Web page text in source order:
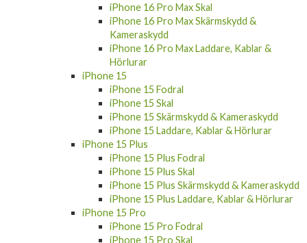
iPhone 16 Pro Max Skal
iPhone 16 Pro Max Skärmskydd &
Kameraskydd
iPhone 16 Pro Max Laddare, Kablar &
Hörlurar
iPhone 15
iPhone 15 Fodral
iPhone 15 Skal
iPhone 15 Skärmskydd & Kameraskydd
iPhone 15 Laddare, Kablar & Hörlurar
iPhone 15 Plus
iPhone 15 Plus Fodral
iPhone 15 Plus Skal
iPhone 15 Plus Skärmskydd & Kameraskydd
iPhone 15 Plus Laddare, Kablar & Hörlurar
iPhone 15 Pro
iPhone 15 Pro Fodral
iPhone 15 Pro Skal